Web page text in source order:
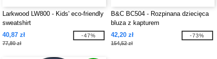
Larkwood LW800 - Kids' eco-friendly
sweatshirt
40,87 zł
77,80 zł
-47%
B&C BC504 - Rozpinana dziecięca
bluza z kapturem
42,20 zł
154,52 zł
-73%